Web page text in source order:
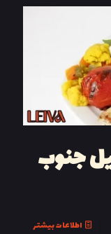
جنوب
اطلاعات بیشتر